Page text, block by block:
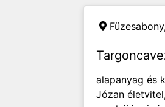
alapanyag és
Józan